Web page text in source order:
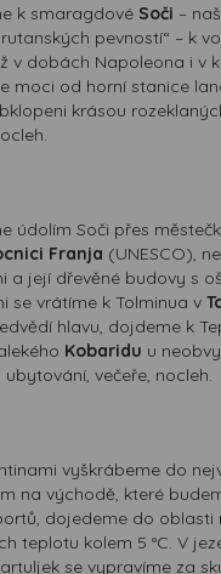
k smaragdové Soči –
pevností“ – k
v dobách Napoleona i v
moci od horní stanice
krásou
údolím Soči přes
Franja (UNESCO),
a její dřevěné budovy s
se vrátíme k Tolminua v
hlavu, dojdeme k
Kobaridu u
večeře, nocleh.
vyškrábeme do
na východě, které
dojedeme do oblasti
teplotu kolem 5 °C. V
se vypravíme za